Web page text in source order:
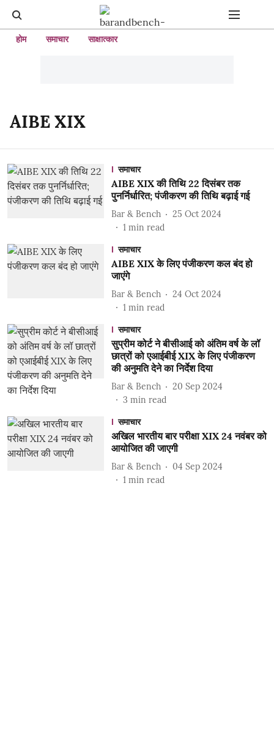
होम समाचार साक्षात्कार
AIBE XIX
समाचार
AIBE XIX की तिथि 22 दिसंबर तक
पुनर्निर्धारित; पंजीकरण की तिथि बढ़ाई गई
Bar & Bench
25 Oct 2024
1 min read
समाचार
AIBE XIX के लिए पंजीकरण कल बंद हो
जाएंगे
Bar & Bench
24 Oct 2024
1 min read
समाचार
सुप्रीम कोर्ट ने बीसीआई को अंतिम वर्ष के लॉ
छात्रों को एआईबीई XIX के लिए पंजीकरण
की अनुमति देने का निर्देश दिया
Bar & Bench
20 Sep 2024
3 min read
समाचार
अखिल भारतीय बार परीक्षा XIX 24 नवंबर को
आयोजित की जाएगी
Bar & Bench
04 Sep 2024
1 min read